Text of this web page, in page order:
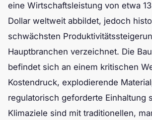
eine Wirtschaftsleistung von etwa
Dollar weltweit abbildet, jedoch
schwächsten
Hauptbranchen verzeichnet. Die
befindet sich an einem kritischen
Kostendruck, explodierende
regulatorisch geforderte Einhaltung
Klimaziele sind mit traditionellen,